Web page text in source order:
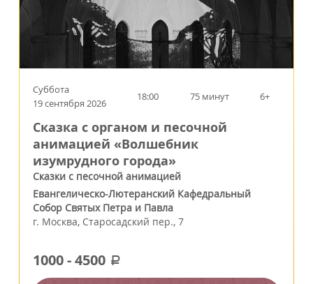
Суббота
19 сентября 2026
18:00 75 минут 6+
Сказка с органом и песочной
анимацией «Волшебник
изумрудного города»
Сказки с песочной анимацией
Евангелическо-Лютеранский Кафедральный
Собор Святых Петра и Павла
г. Москва, Старосадский пер., 7
1000-4500 a